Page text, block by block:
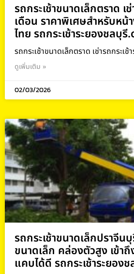
รถกระเช้าขนาดเล็กตราด เช่
เดือน ราคาพิเศษสำหรับหน้
ไทย รถกระเช้าระยองชลบุรี
รถกระเช้าขนาดเล็กตราด เช่ารถกระเช้
ดูเพิ่มเติม »
02/03/2026
รถกระเช้าขนาดเล็กปราจีนบุ
ขนาดเล็ก คล่องตัวสูง เข้า
แคบได้ดี รถกระเช้าระยอง